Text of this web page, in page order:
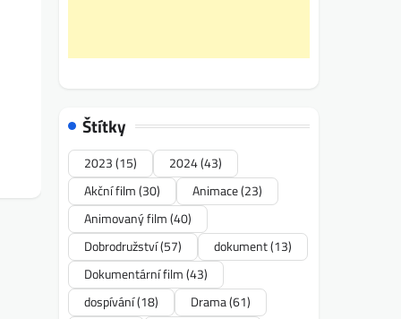
Štítky
2023(15) 2024(43)
Akční film(30) Animace(23)
Animovaný film(40)
Dobrodružství(57) dokument(13)
Dokumentární film(43)
dospívání(18) Drama(61)